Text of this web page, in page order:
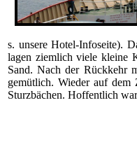
s. unsere Hotel-Infoseite).
lagen ziemlich viele kleine
Sand. Nach der Rückkehr
gemütlich. Wieder auf
Sturzbächen. Hoffentlich